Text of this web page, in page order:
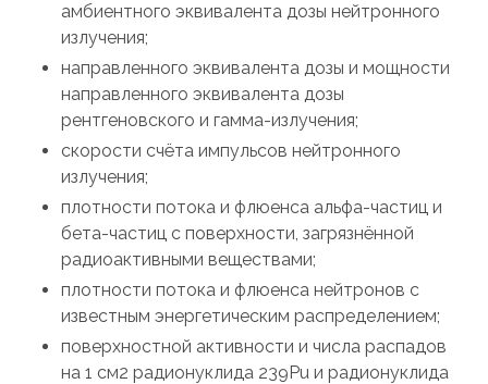
амбиентного эквивалента дозы нейтронного
излучения;
направленного эквивалента дозы и мощности
направленного эквивалента дозы
рентгеновского и гамма-излучения;
скорости счёта импульсов нейтронного
излучения;
плотности потока и флюенса альфа-частиц и
бета-частиц с поверхности, загрязнённой
радиоактивными веществами;
плотности потока и флюенса нейтронов с
известным энергетическим распределением;
поверхностной активности и числа распадов
на 1 см2 радионуклида 239Pu и радионуклида